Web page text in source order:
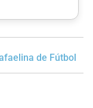
de Fútbol